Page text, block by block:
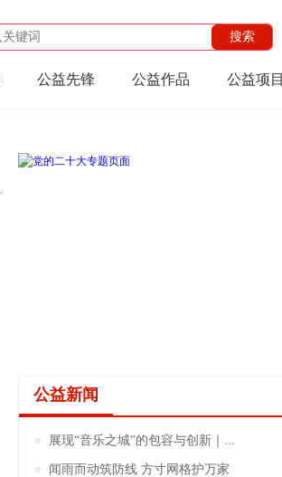
公益先锋 公益作品 公益项目
公益新闻
展现“音乐之城”的包容与创新｜...
闻雨而动筑防线 方寸网格护万家